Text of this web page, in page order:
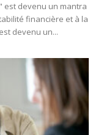
est devenu un mantra
financière et à la
devenu un...